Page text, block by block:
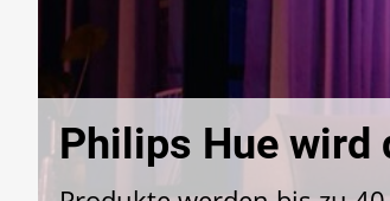
Philips Hue wird